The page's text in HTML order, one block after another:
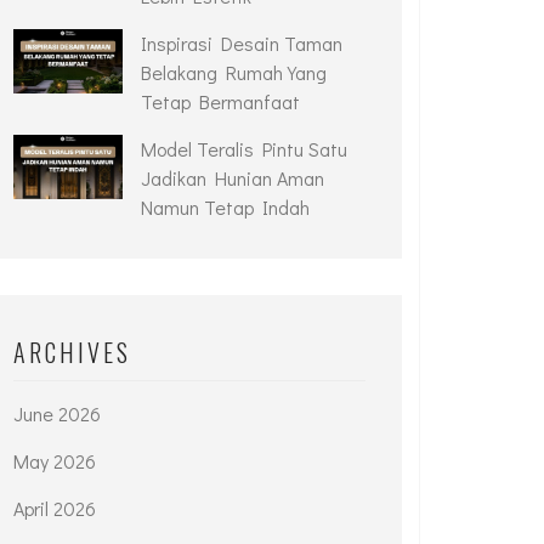
Inspirasi Desain Taman
Belakang Rumah Yang
Tetap Bermanfaat
Model Teralis Pintu Satu
Jadikan Hunian Aman
Namun Tetap Indah
ARCHIVES
June 2026
May 2026
April 2026